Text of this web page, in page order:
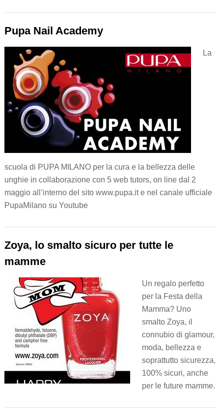
Pupa Nail Academy
La
scuola di PUPA MILANO per la cura e la bellezza delle
unghie in collaborazione con 5 web tutors, on line dal 2
maggio all’interno del sito www.pupa.it e nel canale ufficiale
PupaMilano su Youtube
Zoya, lo smalto sicuro per tutte le
mamme
Un regalo perfetto
per la Festa della
Mamma? Uno
smalto Zoya, il
connubio di glamour,
moda, bellezza e
soprattutto sicurezza,
100% sicuri, anche
per le future mamme.